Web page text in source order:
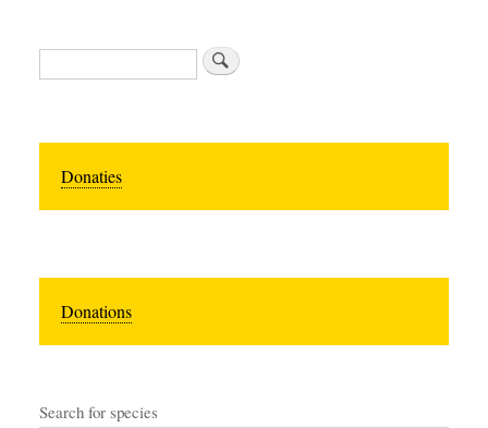
Search
Donaties
Donations
Search for species